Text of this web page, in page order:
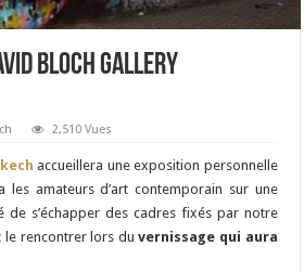
Bloch Gallery
2,510 Vues
accueillera une exposition personnelle
amateurs d’art contemporain sur une
s’échapper des cadres fixés par notre
le rencontrer lors duvernissage qui aura